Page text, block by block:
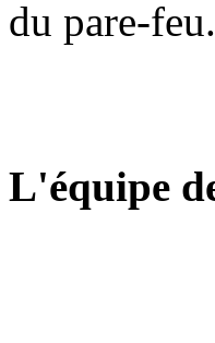
du pare-feu.
L'équipe